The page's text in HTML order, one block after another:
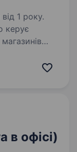
1 року.
керує
Hilfiger,
в офісі)